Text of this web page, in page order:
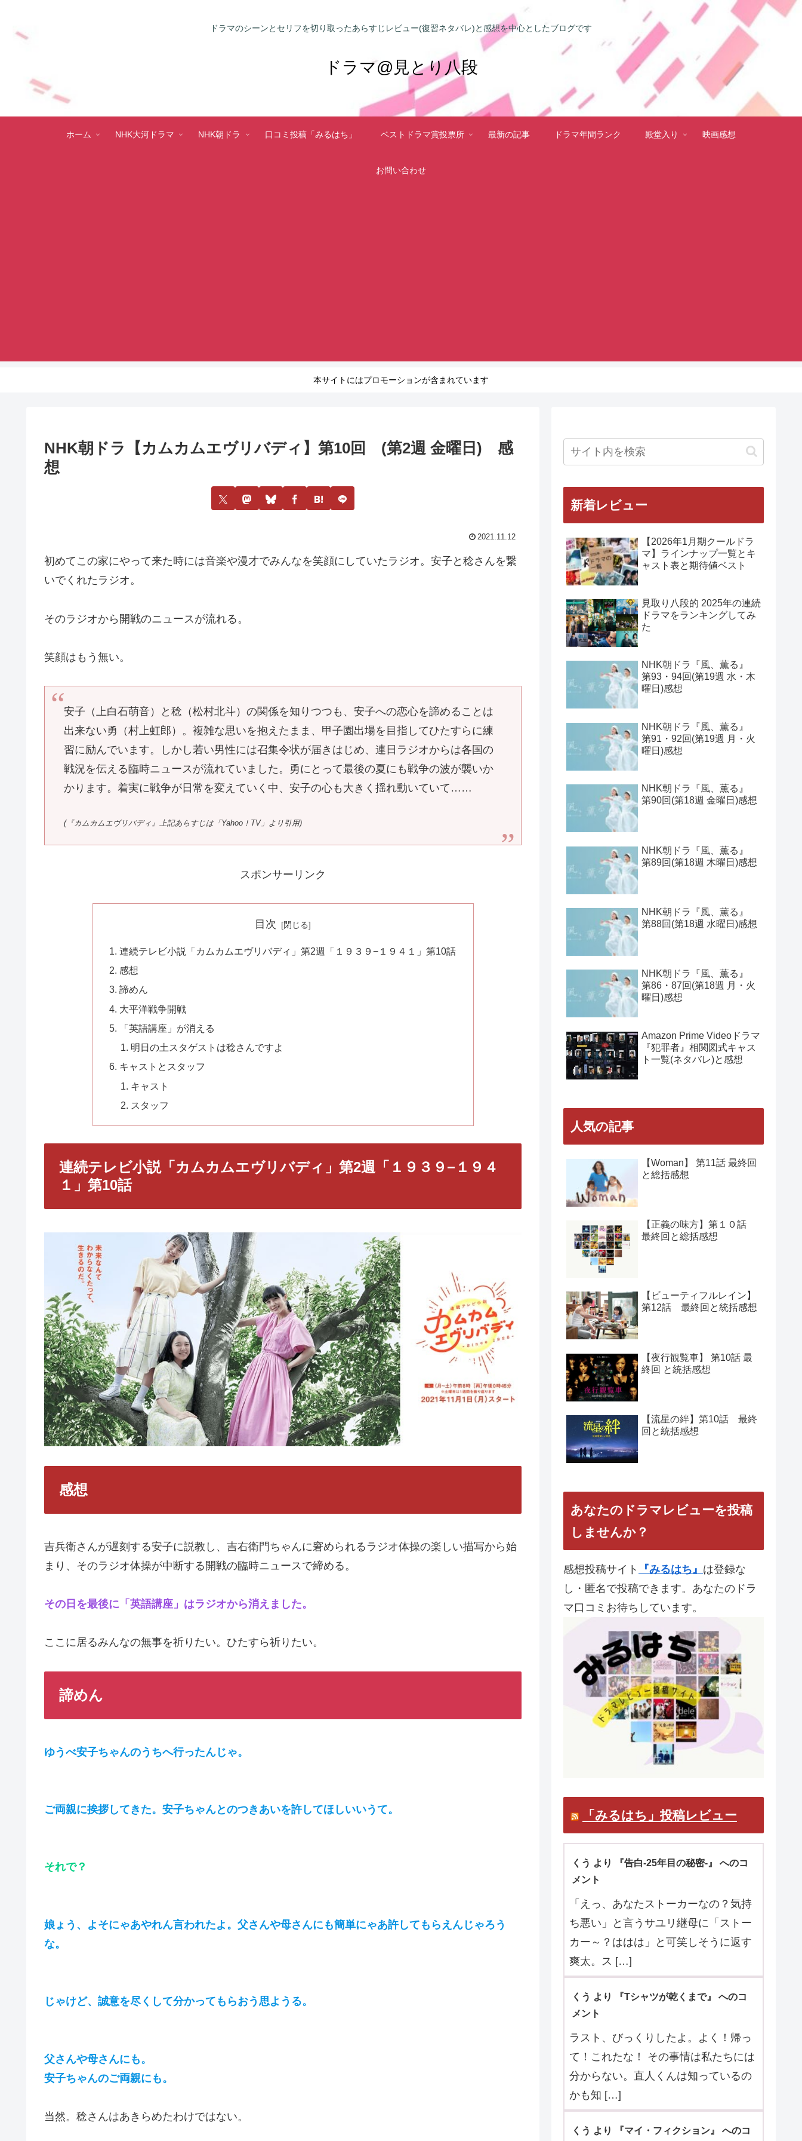
ドラマのシーンとセリフを切り取ったあらすじレビュー(復習ネタバレ)と感想を中心としたブログです
ドラマ@見とり八段
ホーム NHK大河ドラマ NHK朝ドラ 口コミ投稿「みるはち」 ベストドラマ賞投票所 最新の記事 ドラマ年間ランク 殿堂入り 映画感想
お問い合わせ
本サイトにはプロモーションが含まれています
NHK朝ドラ【カムカムエヴリバディ】第10回 (第2週 金曜日) 感
想
2021.11.12
初めてこの家にやって来た時には音楽や漫才でみんなを笑顔にしていたラジオ。安子と稔さんを繋
いでくれたラジオ。
そのラジオから開戦のニュースが流れる。
笑顔はもう無い。
安子（上白石萌音）と稔（松村北斗）の関係を知りつつも、安子への恋心を諦めることは
出来ない勇（村上虹郎）。複雑な思いを抱えたまま、甲子園出場を目指してひたすらに練
習に励んでいます。しかし若い男性には召集令状が届きはじめ、連日ラジオからは各国の
戦況を伝える臨時ニュースが流れていました。勇にとって最後の夏にも戦争の波が襲いか
かります。着実に戦争が日常を変えていく中、安子の心も大きく揺れ動いていて……
(『カムカムエヴリバディ』上記あらすじは「Yahoo！TV」より引用)
スポンサーリンク
目次
連続テレビ小説「カムカムエヴリバディ」第2週「１９３９−１９４１」第10話
感想
諦めん
大平洋戦争開戦
「英語講座」が消える
明日の土スタゲストは稔さんですよ
キャストとスタッフ
キャスト
スタッフ
連続テレビ小説「カムカムエヴリバディ」第2週「１９３９−１９４
１」第10話
感想
吉兵衛さんが遅刻する安子に説教し、吉右衛門ちゃんに窘められるラジオ体操の楽しい描写から始
まり、そのラジオ体操が中断する開戦の臨時ニュースで締める。
その日を最後に「英語講座」はラジオから消えました。
ここに居るみんなの無事を祈りたい。ひたすら祈りたい。
諦めん
ゆうべ安子ちゃんのうちへ行ったんじゃ。
ご両親に挨拶してきた。安子ちゃんとのつきあいを許してほしいいうて。
それで？
娘ょう、よそにゃあやれん言われたよ。父さんや母さんにも簡単にゃあ許してもらえんじゃろう
な。
じゃけど、誠意を尽くして分かってもらおう思ようる。
父さんや母さんにも。
安子ちゃんのご両親にも。
当然。稔さんはあきらめたわけではない。
新着レビュー
【2026年1月期クールドラ
マ】ラインナップ一覧とキ
ャスト表と期待値ベスト
見取り八段的 2025年の連続
ドラマをランキングしてみ
た
NHK朝ドラ『風、薫る』
第93・94回(第19週 水・木
曜日)感想
NHK朝ドラ『風、薫る』
第91・92回(第19週 月・火
曜日)感想
NHK朝ドラ『風、薫る』
第90回(第18週 金曜日)感想
NHK朝ドラ『風、薫る』
第89回(第18週 木曜日)感想
NHK朝ドラ『風、薫る』
第88回(第18週 水曜日)感想
NHK朝ドラ『風、薫る』
第86・87回(第18週 月・火
曜日)感想
Amazon Prime Videoドラマ
『犯罪者』相関図式キャス
ト一覧(ネタバレ)と感想
人気の記事
【Woman】 第11話 最終回
と総括感想
【正義の味方】第１０話
最終回と総括感想
【ビューティフルレイン】
第12話 最終回と統括感想
【夜行観覧車】 第10話 最
終回 と統括感想
【流星の絆】第10話 最終
回と統括感想
あなたのドラマレビューを投稿
しませんか？
感想投稿サイト 『みるはち』 は登録な
し・匿名で投稿できます。あなたのドラ
マ口コミお待ちしています。
「みるはち」投稿レビュー
くう より 『告白-25年目の秘密-』 へのコ
メント
「えっ、あなたストーカーなの？気持
ち悪い」と言うサユリ継母に「ストー
カー～？ははは」と可笑しそうに返す
爽太。ス […]
くう より 『Tシャツが乾くまで』 へのコ
メント
ラスト、びっくりしたよ。よく！帰っ
て！これたな！ その事情は私たちには
分からない。直人くんは知っているの
かも知 […]
くう より 『マイ・フィクション』 へのコ